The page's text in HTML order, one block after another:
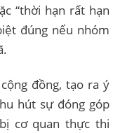
“thời hạn rất hạn
đúng nếu nhóm
đồng, tạo ra ý
hút sự đóng góp
cơ quan thực thi